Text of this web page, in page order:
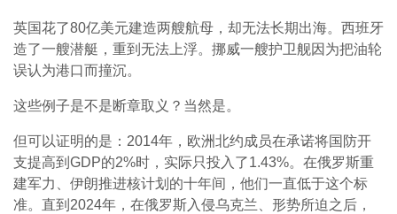
英国花了80亿美元建造两艘航母，却无法长期出海。西班牙
造了一艘潜艇，重到无法上浮。挪威一艘护卫舰因为把油轮
误认为港口而撞沉。
这些例子是不是断章取义？当然是。
但可以证明的是：2014年，欧洲北约成员在承诺将国防开
支提高到GDP的2%时，实际只投入了1.43%。在俄罗斯重
建军力、伊朗推进核计划的十年间，他们一直低于这个标
准。直到2024年，在俄罗斯入侵乌克兰、形势所迫之后，